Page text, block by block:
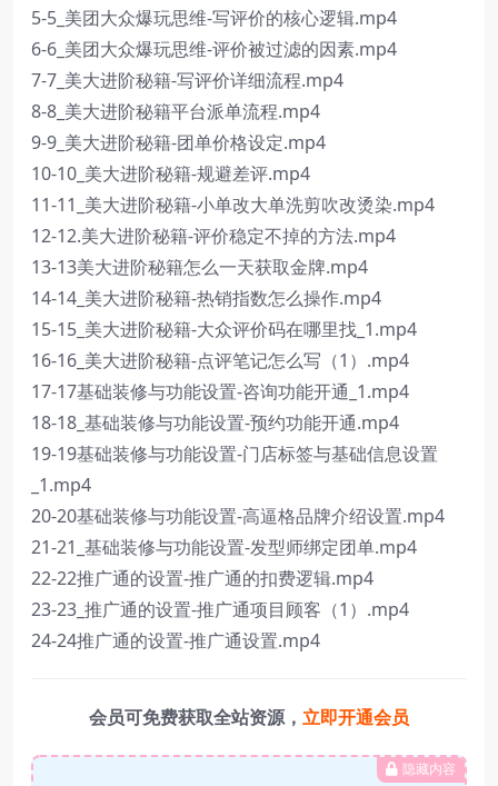
5-5_美团大众爆玩思维-写评价的核心逻辑.mp4
6-6_美团大众爆玩思维-评价被过滤的因素.mp4
7-7_美大进阶秘籍-写评价详细流程.mp4
8-8_美大进阶秘籍平台派单流程.mp4
9-9_美大进阶秘籍-团单价格设定.mp4
10-10_美大进阶秘籍-规避差评.mp4
11-11_美大进阶秘籍-小单改大单洗剪吹改烫染.mp4
12-12.美大进阶秘籍-评价稳定不掉的方法.mp4
13-13美大进阶秘籍怎么一天获取金牌.mp4
14-14_美大进阶秘籍-热销指数怎么操作.mp4
15-15_美大进阶秘籍-大众评价码在哪里找_1.mp4
16-16_美大进阶秘籍-点评笔记怎么写（1）.mp4
17-17基础装修与功能设置-咨询功能开通_1.mp4
18-18_基础装修与功能设置-预约功能开通.mp4
19-19基础装修与功能设置-门店标签与基础信息设置
_1.mp4
20-20基础装修与功能设置-高逼格品牌介绍设置.mp4
21-21_基础装修与功能设置-发型师绑定团单.mp4
22-22推广通的设置-推广通的扣费逻辑.mp4
23-23_推广通的设置-推广通项目顾客（1）.mp4
24-24推广通的设置-推广通设置.mp4
会员可免费获取全站资源， 立即开通会员
隐藏内容